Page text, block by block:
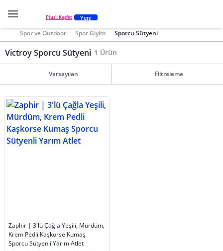
Plus'ı Keşfet Yeni
Spor ve Outdoor Spor Giyim Sporcu Sütyeni
Victroy Sporcu Sütyeni 1 Ürün
Varsayılan Filtreleme
Zaphir | 3'lü Çağla Yeşili, Mürdüm,
Krem Pedli Kaşkorse Kumaş
Sporcu Sütyenli Yarım Atlet